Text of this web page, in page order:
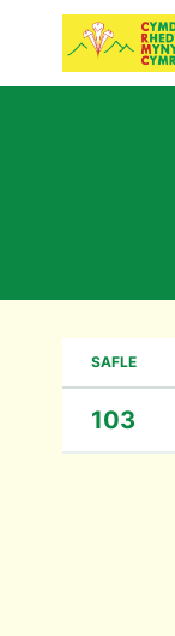
SAFLE
103